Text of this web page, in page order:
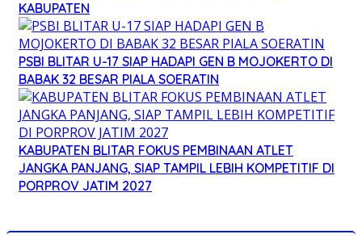
KABUPATEN
PSBI BLITAR U-17 SIAP HADAPI GEN B MOJOKERTO DI
BABAK 32 BESAR PIALA SOERATIN
KABUPATEN BLITAR FOKUS PEMBINAAN ATLET
JANGKA PANJANG, SIAP TAMPIL LEBIH KOMPETITIF DI
PORPROV JATIM 2027